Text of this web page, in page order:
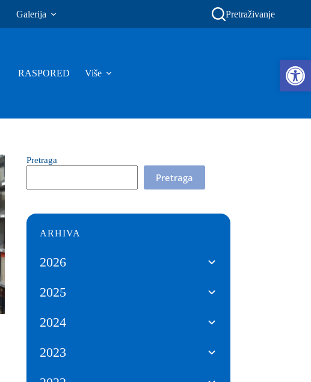
Galerija
Pretraživanje
RASPORED Više
Pretraga
Pretraga
ARHIVA
2026
2025
2024
2023